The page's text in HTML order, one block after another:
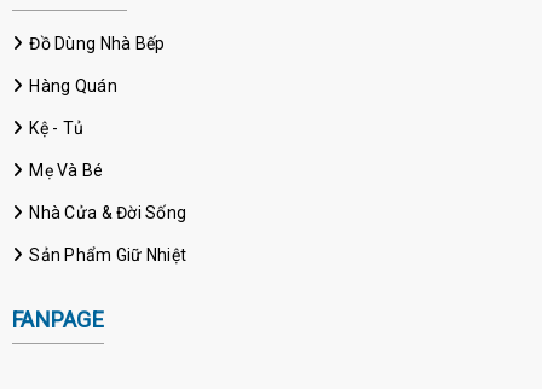
Đồ Dùng Nhà Bếp
Hàng Quán
Kệ - Tủ
Mẹ Và Bé
Nhà Cửa & Đời Sống
Sản Phẩm Giữ Nhiệt
FANPAGE